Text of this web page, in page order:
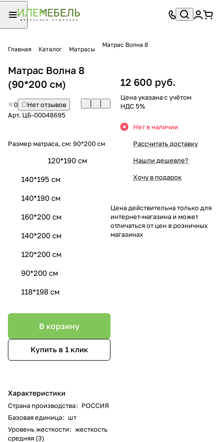
Главная Каталог Матрасы
Матрас Волна 8
Матрас Волна 8
(90*200 см)
0
Нет отзывов
Арт. ЦБ-00048695
Размер матраса, см: 90*200 см
120*190 см
140*195 см
140*190 см
160*200 см
140*200 см
120*200 см
90*200 см
118*198 см
В корзину
Купить в 1 клик
Характеристики
Страна производства: РОССИЯ
Базовая единица: шт
Уровень жесткости: жесткость
средняя (3)
12 600 руб.
Цена указана с учётом
НДС 5%
Нет в наличии
Рассчитать доставку
Нашли дешевле?
Хочу в подарок
Цена действительна только для
интернет-магазина и может
отличаться от цен в розничных
магазинах